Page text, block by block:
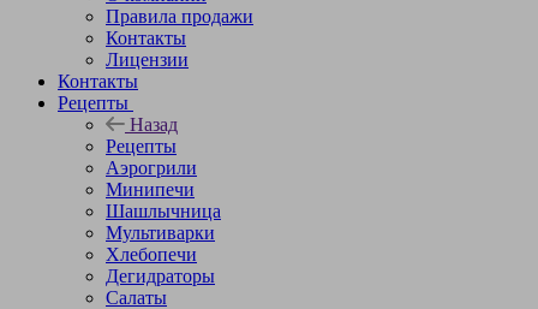
Правила продажи
Контакты
Лицензии
Контакты
Рецепты
Назад
Рецепты
Аэрогрили
Минипечи
Шашлычница
Мультиварки
Хлебопечи
Дегидраторы
Салаты